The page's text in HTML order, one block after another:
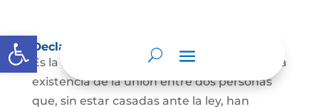
Abrir barra de herramientas
Declaración de Unión Marital de Hecho
Es la manifestación ante juez o notario de la
existencia de la unión entre dos personas
que, sin estar casadas ante la ley, han